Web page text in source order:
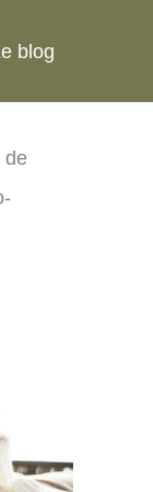
blog
de